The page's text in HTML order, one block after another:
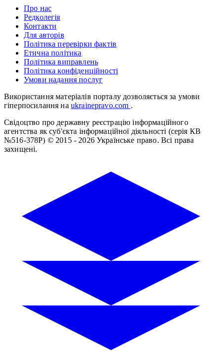
Про нас
Редколегія
Контакти
Для авторів
Політика перевірки фактів
Етична політика
Політика виправлень
Політика конфіденційності
Умови надання послуг
Використання матеріалів порталу дозволяється за умови
гіперпосилання на ukrainepravo.com .
Свідоцтво про державну реєстрацію інформаційного
агентства як суб'єкта інформаційної діяльності (серія КВ
№516-378Р) © 2015 - 2026 Українське право. Всі права
захищені.